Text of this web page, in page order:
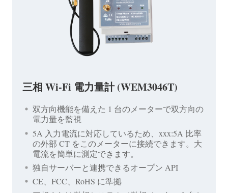
三相 Wi-Fi 電力量計 (WEM3046T)
双方向機能を備えた 1 台のメーターで双方向の
電力量を監視
5A 入力電流に対応しているため、xxx:5A 比率
の外部 CT をこのメーターに接続できます。大
電流を簡単に測定できます。
独自サーバーと連携できるオープン API
CE、FCC、RoHS に準拠